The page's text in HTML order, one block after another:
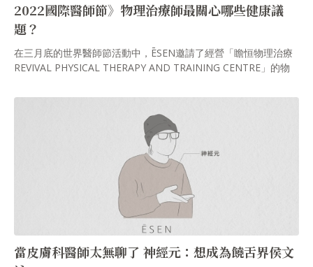
2022國際醫師節》物理治療師最關心哪些健康議
題？
在三月底的世界醫師節活動中，ĒSEN邀請了經營「瞻恒物理治療
REVIVAL PHYSICAL THERAPY AND TRAINING CENTRE」的物
當皮膚科醫師太無聊了 神經元：想成為饒舌界侯文